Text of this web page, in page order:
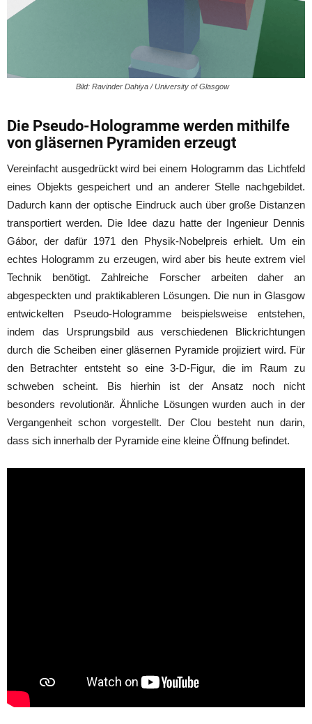
Bild: Ravinder Dahiya / University of Glasgow
Die Pseudo-Hologramme werden mithilfe
von gläsernen Pyramiden erzeugt
Vereinfacht ausgedrückt wird bei einem Hologramm das Lichtfeld
eines Objekts gespeichert und an anderer Stelle nachgebildet.
Dadurch kann der optische Eindruck auch über große Distanzen
transportiert werden. Die Idee dazu hatte der Ingenieur Dennis
Gábor, der dafür 1971 den Physik-Nobelpreis erhielt. Um ein
echtes Hologramm zu erzeugen, wird aber bis heute extrem viel
Technik benötigt. Zahlreiche Forscher arbeiten daher an
abgespeckten und praktikableren Lösungen. Die nun in Glasgow
entwickelten Pseudo-Hologramme beispielsweise entstehen,
indem das Ursprungsbild aus verschiedenen Blickrichtungen
durch die Scheiben einer gläsernen Pyramide projiziert wird. Für
den Betrachter entsteht so eine 3-D-Figur, die im Raum zu
schweben scheint. Bis hierhin ist der Ansatz noch nicht
besonders revolutionär. Ähnliche Lösungen wurden auch in der
Vergangenheit schon vorgestellt. Der Clou besteht nun darin,
dass sich innerhalb der Pyramide eine kleine Öffnung befindet.